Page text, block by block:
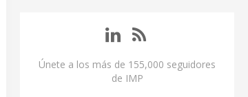
Únete a los más de 155,000 seguidores
de IMP